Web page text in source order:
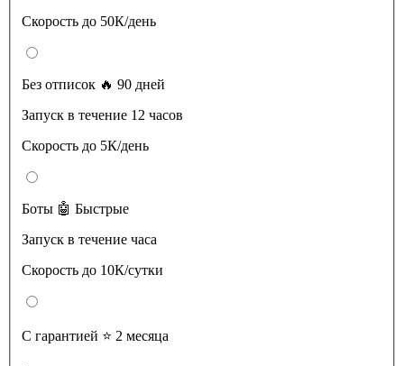
Скорость до 50К/день
Без отписок 🔥 90 дней
Запуск в течение 12 часов
Скорость до 5К/день
Боты 🤖 Быстрые
Запуск в течение часа
Скорость до 10К/сутки
С гарантией ⭐️ 2 месяца